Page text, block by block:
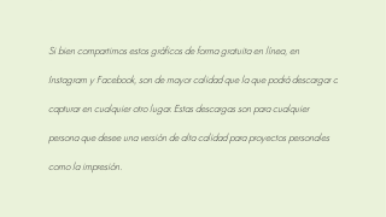
Si bien compartimos estos gráficos de forma gratuita en línea, en
Instagram y Facebook, son de mayor calidad que la que podrá descargar o
capturar en cualquier otro lugar. Estas descargas son para cualquier
persona que desee una versión de alta calidad para proyectos personales
como la impresión.